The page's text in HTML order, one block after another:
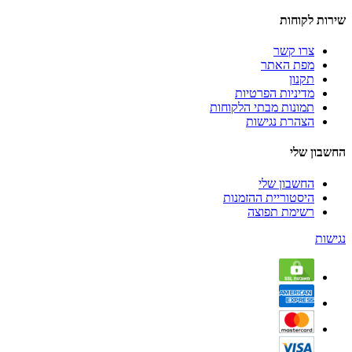
שירות לקוחות
צרו קשר
מפת האתר
תקנון
מדיניות הפרטיות
תמונות מבתי הלקוחות
הצהרת נגישות
החשבון שלי
החשבון שלי
היסטוריית ההזמנות
רשימת תפוצה
נגישות